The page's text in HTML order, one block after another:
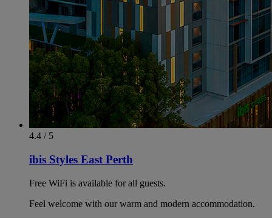
4.4 / 5
ibis Styles East Perth
Free WiFi is available for all guests.
Feel welcome with our warm and modern accommodation.